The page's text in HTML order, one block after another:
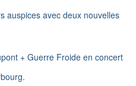
auspices avec deux nouvelles
+ Guerre Froide en concert